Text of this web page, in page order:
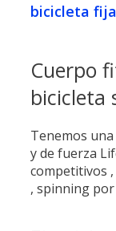
bicicleta
Cuerpo
bicicleta
Tenemos
y de fuerza
competitivos
, spinning